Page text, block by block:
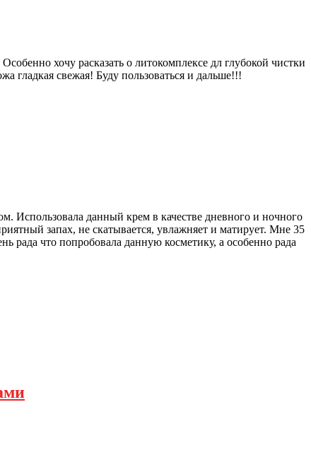
хочу расказать о литокомплексе дл глубокой чистки
гладкая свежая! Буду пользоваться и дальше!!!
Использовала данный крем в качестве дневного и ночного
запах, не скатывается, увлажняет и матирует. Мне 35
рада что попробовала данную косметику, а особенно рада